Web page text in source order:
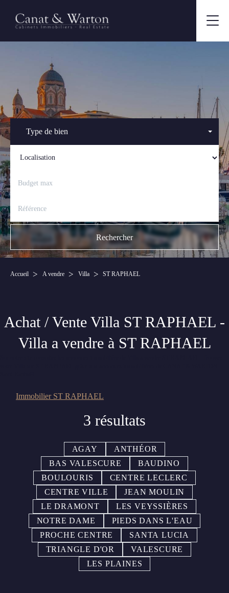
Type de bien
Accueil A vendre Villa ST RAPHAEL
Achat / Vente Villa ST RAPHAEL -
Villa a vendre à ST RAPHAEL
Immobilier ST RAPHAEL
3 résultats
AGAY
ANTHÉOR
BAS VALESCURE
BAUDINO
BOULOURIS
CENTRE LECLERC
CENTRE VILLE
JEAN MOULIN
LE DRAMONT
LES VEYSSIÈRES
NOTRE DAME
PIEDS DANS L'EAU
PROCHE CENTRE
SANTA LUCIA
TRIANGLE D'OR
VALESCURE
LES PLAINES